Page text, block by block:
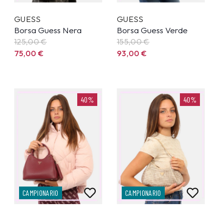
GUESS
Borsa Guess Nera
125,00€
75,00€
GUESS
Borsa Guess Verde
155,00€
93,00€
40%
CAMPIONARIO
40%
CAMPIONARIO